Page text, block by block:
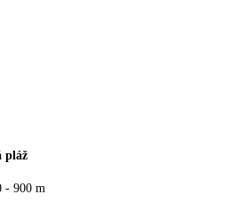
pláž
- 900 m